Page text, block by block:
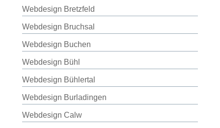
Webdesign Bretzfeld
Webdesign Bruchsal
Webdesign Buchen
Webdesign Bühl
Webdesign Bühlertal
Webdesign Burladingen
Webdesign Calw